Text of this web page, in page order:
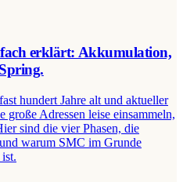
erklärt: Akkumulation,
hundert Jahre alt und aktueller
große Adressen leise einsammeln,
sind die vier Phasen, die
warum SMC im Grunde